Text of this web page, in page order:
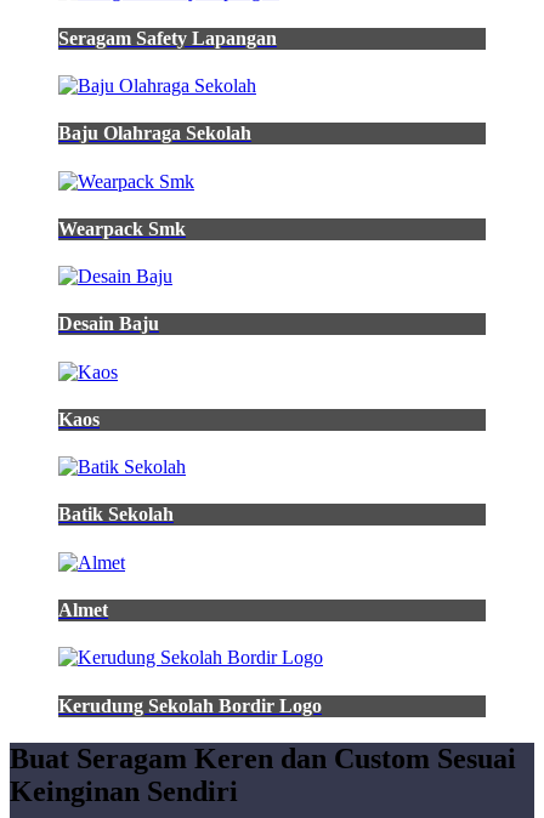
Seragam Safety Lapangan
Baju Olahraga Sekolah
Wearpack Smk
Desain Baju
Kaos
Batik Sekolah
Almet
Kerudung Sekolah Bordir Logo
Buat Seragam Keren dan Custom Sesuai
Keinginan Sendiri